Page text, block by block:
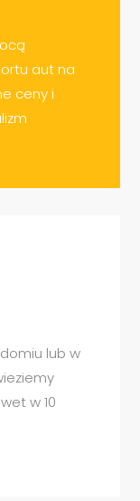
aut na
ceny i
lub w
w 10